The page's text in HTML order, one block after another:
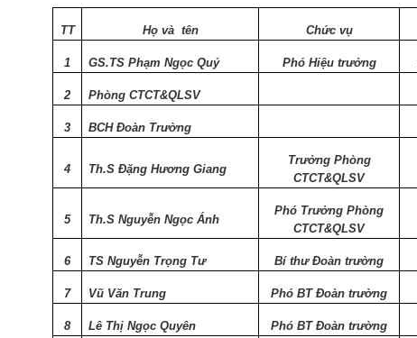
TT Họ và tên Chức vụ
1 GS.TS Phạm Ngọc Quý Phó Hiệu trưởng
2 Phòng CTCT&QLSV
3 BCH Đoàn Trường
4 Th.S Đặng Hương Giang
Trưởng Phòng
CTCT&QLSV
5 Th.S Nguyễn Ngọc Ánh
Phó Trưởng Phòng
CTCT&QLSV
6 TS Nguyễn Trọng Tư Bí thư Đoàn trường
7 Vũ Văn Trung Phó BT Đoàn trường
8 Lê Thị Ngọc Quyên Phó BT Đoàn trường